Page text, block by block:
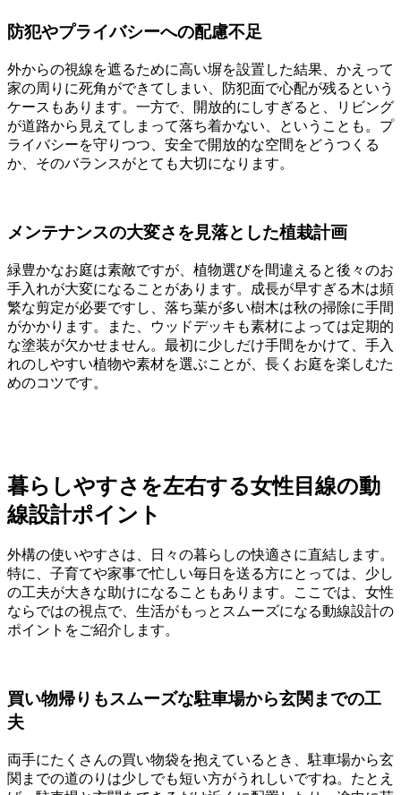
防犯やプライバシーへの配慮不足
外からの視線を遮るために高い塀を設置した結果、かえって
家の周りに死角ができてしまい、防犯面で心配が残るという
ケースもあります。一方で、開放的にしすぎると、リビング
が道路から見えてしまって落ち着かない、ということも。プ
ライバシーを守りつつ、安全で開放的な空間をどうつくる
か、そのバランスがとても大切になります。
メンテナンスの大変さを見落とした植栽計画
緑豊かなお庭は素敵ですが、植物選びを間違えると後々のお
手入れが大変になることがあります。成長が早すぎる木は頻
繁な剪定が必要ですし、落ち葉が多い樹木は秋の掃除に手間
がかかります。また、ウッドデッキも素材によっては定期的
な塗装が欠かせません。最初に少しだけ手間をかけて、手入
れのしやすい植物や素材を選ぶことが、長くお庭を楽しむた
めのコツです。
暮らしやすさを左右する女性目線の動
線設計ポイント
外構の使いやすさは、日々の暮らしの快適さに直結します。
特に、子育てや家事で忙しい毎日を送る方にとっては、少し
の工夫が大きな助けになることもあります。ここでは、女性
ならではの視点で、生活がもっとスムーズになる動線設計の
ポイントをご紹介します。
買い物帰りもスムーズな駐車場から玄関までの工
夫
両手にたくさんの買い物袋を抱えているとき、駐車場から玄
関までの道のりは少しでも短い方がうれしいですね。たとえ